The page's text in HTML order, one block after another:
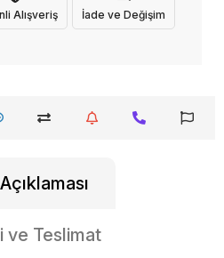
Alışveriş İade ve Değişim
ve Teslimat